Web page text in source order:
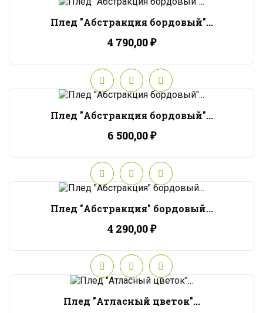
Плед "Абстракция бордовый"...
4 790,00 ₽
Плед "Абстракция бордовый"...
6 500,00 ₽
Плед "Абстракция" бордовый...
4 290,00 ₽
Плед "Атласный цветок"...